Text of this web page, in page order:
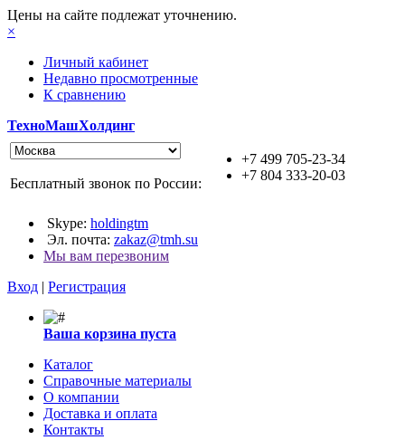
Цены на сайте подлежат уточнению.
×
Личный кабинет
Недавно просмотренные
К сравнению
ТехноМашХолдинг
+7 499 705-23-34
+7 804 333-20-03
Бесплатный звонок по России:
Skype: holdingtm
Эл. почта: zakaz@tmh.su
Мы вам перезвоним
Вход | Регистрация
Ваша корзина пуста
Каталог
Справочные материалы
О компании
Доставка и оплата
Контакты